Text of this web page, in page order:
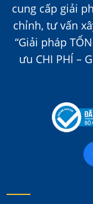
cung cấp giải
chỉnh, tư vấn
“Giải pháp
ưu CHI PHÍ –